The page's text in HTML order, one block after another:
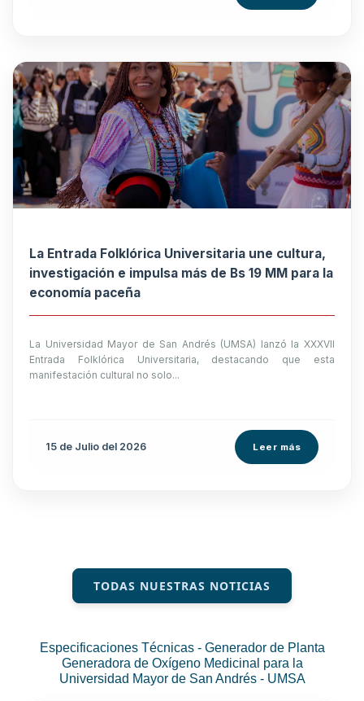
La Entrada Folklórica Universitaria une cultura,
investigación e impulsa más de Bs 19 MM para la
economía paceña
La Universidad Mayor de San Andrés (UMSA) lanzó la XXXVII
Entrada Folklórica Universitaria, destacando que esta
manifestación cultural no solo...
15 de Julio del 2026 Leer más
TODAS NUESTRAS NOTICIAS
Especificaciones Técnicas - Generador de Planta
Generadora de Oxígeno Medicinal para la
Universidad Mayor de San Andrés - UMSA